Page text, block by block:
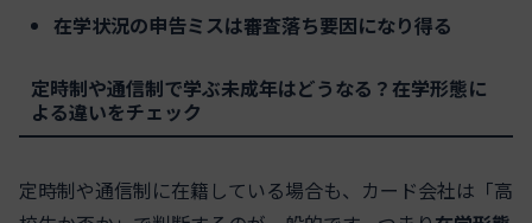
在学状況の申告ミスは審査落ち要因になり得る
定時制や通信制で学ぶ未成年はどうなる？在学形態に
よる違いをチェック
定時制や通信制に在籍している場合も、カード会社は「高